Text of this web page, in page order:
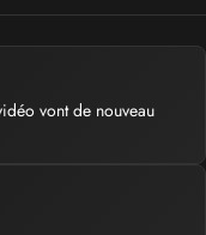
vont de nouveau